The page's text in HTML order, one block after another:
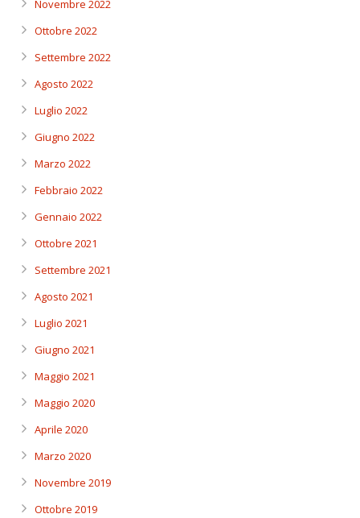
Novembre 2022
Ottobre 2022
Settembre 2022
Agosto 2022
Luglio 2022
Giugno 2022
Marzo 2022
Febbraio 2022
Gennaio 2022
Ottobre 2021
Settembre 2021
Agosto 2021
Luglio 2021
Giugno 2021
Maggio 2021
Maggio 2020
Aprile 2020
Marzo 2020
Novembre 2019
Ottobre 2019